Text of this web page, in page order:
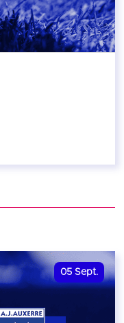
05 Sept.